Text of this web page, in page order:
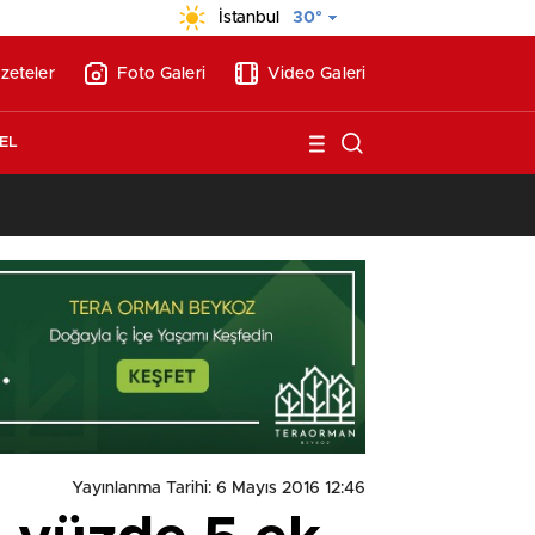
İstanbul 30°
Foto Galeri Video Galeri
Yayınlanma Tarihi: 6 Mayıs 2016 12:46